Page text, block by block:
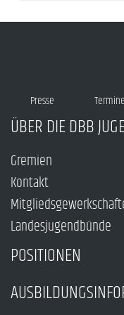
Presse Termine
ÜBER DIE DBB
Gremien
Kontakt
Landesjugendbünde
POSITIONEN